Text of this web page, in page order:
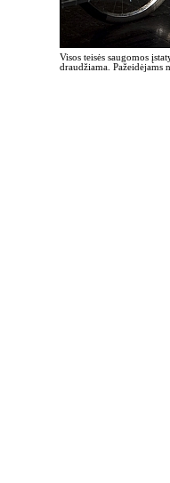
Visos teisės saugomos
draudžiama. Pažeidėjams